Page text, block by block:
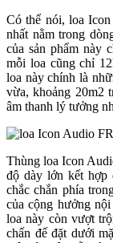
Có thể nói, loa
nhất nằm trong
của sản phẩm này
mỗi loa cũng chỉ
loa này chính là
vừa, khoảng 20m2
âm thanh lý tưởng
Thùng loa Icon
độ dày lớn kết hợp
chắc chắn phía
của cộng hưởng
loa này còn vượt
chấn đế đặt dưới